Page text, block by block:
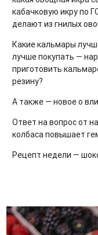
кабачковую икру по
делают из гнилых
Какие кальмары
лучше покупать —
приготовить
резину?
А также — новое о
Ответ на вопрос от
колбаса повышает
Рецепт недели —